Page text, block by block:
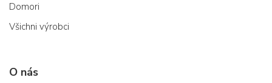
Domori
Všichni výrobci
O nás